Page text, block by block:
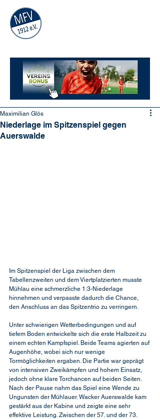
Niederlage im Spitzenspiel gegen
Auerswalde
Maximilian Glös
Im Spitzenspiel der Liga zwischen dem
Tabellenzweiten und dem Viertplatzierten musste
Mühlau eine schmerzliche 1:3-Niederlage
hinnehmen und verpasste dadurch die Chance,
den Anschluss an das Spitzentrio zu verringern.
Unter schwierigen Wetterbedingungen und auf
tiefem Boden entwickelte sich die erste Halbzeit zu
einem echten Kampfspiel. Beide Teams agierten auf
Augenhöhe, wobei sich nur wenige
Tormöglichkeiten ergaben. Die Partie war geprägt
von intensiven Zweikämpfen und hohem Einsatz,
jedoch ohne klare Torchancen auf beiden Seiten.
Nach der Pause nahm das Spiel eine Wende zu
Ungunsten der Mühlauer. Wacker Auerswalde kam
gestärkt aus der Kabine und zeigte eine sehr
effektive Leistung. Zwischen der 57. und der 73.